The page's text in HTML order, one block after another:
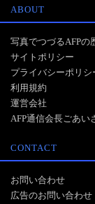
ABOUT
写真でつづるAFPの
サイトポリシー
プライバシーポリシ
利用規約
運営会社
AFP通信会長ごあい
CONTACT
お問い合わせ
広告のお問い合わせ